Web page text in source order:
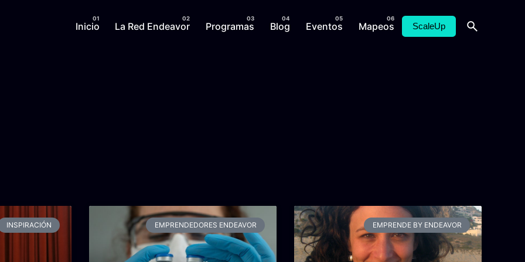
Inicio La Red Endeavor Programas Blog Eventos Mapeos ScaleUp
INSPIRACIÓN EMPRENDEDORES ENDEAVOR EMPRENDE BY ENDEAVOR